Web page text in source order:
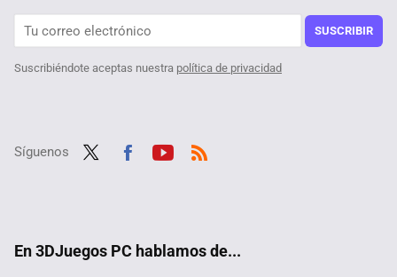
¿Un survival de mundo abierto en el que despliegas tus barcos como si fueran pokémons? Es una de las propuestas más alocadas pero bien recibidas de Steam ahora mismo
SUSCRIBIR
Suscribiéndote aceptas nuestra política de privacidad
Síguenos
En 3DJuegos PC hablamos de...